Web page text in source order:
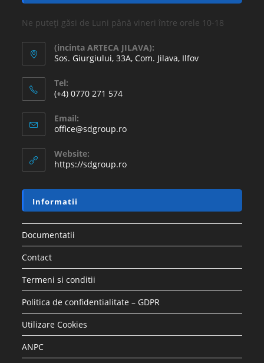
Ne puteți găsi de Luni până vineri între orele 10-18
(incinta ARTECA JILAVA):
Sos. Giurgiului, 33A, Com. Jilava, Ilfov
Tel:
(+4) 0770 271 574
Email:
office@sdgroup.ro
Website:
https://sdgroup.ro
Informatii
Documentatii
Contact
Termeni si conditii
Politica de confidentialitate – GDPR
Utilizare Cookies
ANPC